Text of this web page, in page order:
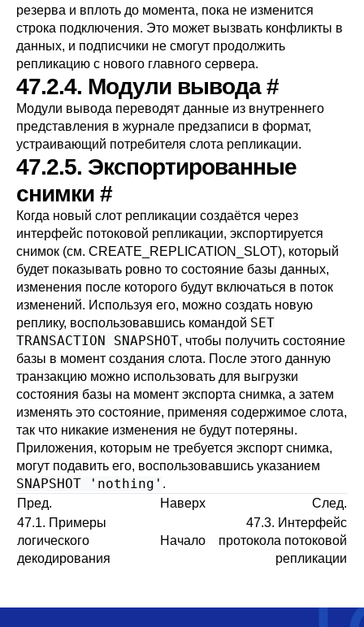
резерва и вплоть до момента, пока не изменится
строка подключения. Это может вызвать конфликты в
данных, и подписчики не смогут продолжить
репликацию с нового главного сервера.
47.2.4. Модули вывода#
Модули вывода переводят данные из внутреннего
представления в журнале предзаписи в формат,
устраивающий потребителя слота репликации.
47.2.5. Экспортированные
снимки #
Когда новый слот репликации создаётся через
интерфейс потоковой репликации, экспортируется
снимок (см. CREATE_REPLICATION_SLOT), который
будет показывать ровно то состояние базы данных,
изменения после которого будут включаться в поток
изменений. Используя его, можно создать новую
реплику, воспользовавшись командой SET
TRANSACTION SNAPSHOT, чтобы получить состояние
базы в момент создания слота. После этого данную
транзакцию можно использовать для выгрузки
состояния базы на момент экспорта снимка, а затем
изменять это состояние, применяя содержимое слота,
так что никакие изменения не будут потеряны.
Приложения, которым не требуется экспорт снимка,
могут подавить его, воспользовавшись указанием
SNAPSHOT 'nothing' .
Пред.
Наверх
След.
47.1. Примеры
логического
декодирования
Начало
47.3. Интерфейс
протокола потоковой
репликации